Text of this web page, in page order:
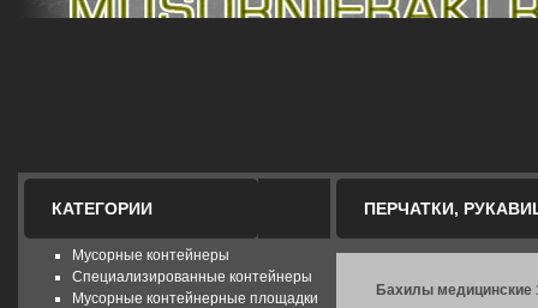
КАТЕГОРИИ
Мусорные контейнеры
Специализированные контейнеры
Мусорные контейнерные площадки
ПЕРЧАТКИ,
Бахилы медицинские